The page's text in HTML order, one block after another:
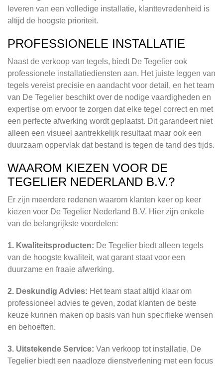
leveren van een volledige installatie, klanttevredenheid is
altijd de hoogste prioriteit.
PROFESSIONELE INSTALLATIE
Naast de verkoop van tegels, biedt De Tegelier ook
professionele installatiediensten aan. Het juiste leggen van
tegels vereist precisie en aandacht voor detail, en het team
van De Tegelier beschikt over de nodige vaardigheden en
expertise om ervoor te zorgen dat elke tegel correct en met
een perfecte afwerking wordt geplaatst. Dit garandeert niet
alleen een visueel aantrekkelijk resultaat maar ook een
duurzaam oppervlak dat bestand is tegen de tand des tijds.
WAAROM KIEZEN VOOR DE
TEGELIER NEDERLAND B.V.?
Er zijn meerdere redenen waarom klanten keer op keer
kiezen voor De Tegelier Nederland B.V. Hier zijn enkele
van de belangrijkste voordelen:
1. Kwaliteitsproducten: De Tegelier biedt alleen tegels
van de hoogste kwaliteit, wat garant staat voor een
duurzame en fraaie afwerking.
2. Deskundig Advies: Het team staat altijd klaar om
professioneel advies te geven, zodat klanten de beste
keuze kunnen maken op basis van hun specifieke wensen
en behoeften.
3. Uitstekende Service: Van verkoop tot installatie, De
Tegelier biedt een naadloze dienstverlening met een focus